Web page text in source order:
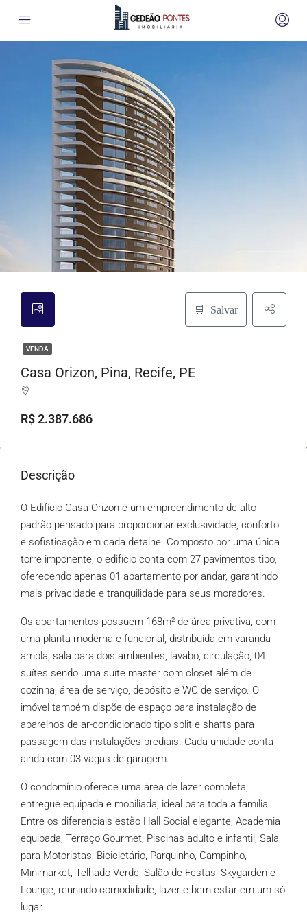
Salvar
VENDA
Casa Orizon, Pina, Recife, PE
R$ 2.387.686
Descrição
O Edifício Casa Orizon é um empreendimento de alto
padrão pensado para proporcionar exclusividade, conforto
e sofisticação em cada detalhe. Composto por uma única
torre imponente, o edifício conta com 27 pavimentos tipo,
oferecendo apenas 01 apartamento por andar, garantindo
mais privacidade e tranquilidade para seus moradores.
Os apartamentos possuem 168m² de área privativa, com
uma planta moderna e funcional, distribuída em varanda
ampla, sala para dois ambientes, lavabo, circulação, 04
suítes sendo uma suíte master com closet além de
cozinha, área de serviço, depósito e WC de serviço. O
imóvel também dispõe de espaço para instalação de
aparelhos de ar-condicionado tipo split e shafts para
passagem das instalações prediais. Cada unidade conta
ainda com 03 vagas de garagem.
O condomínio oferece uma área de lazer completa,
entregue equipada e mobiliada, ideal para toda a família.
Entre os diferenciais estão Hall Social elegante, Academia
equipada, Terraço Gourmet, Piscinas adulto e infantil, Sala
para Motoristas, Bicicletário, Parquinho, Campinho,
Minimarket, Telhado Verde, Salão de Festas, Skygarden e
Lounge, reunindo comodidade, lazer e bem-estar em um só
lugar.